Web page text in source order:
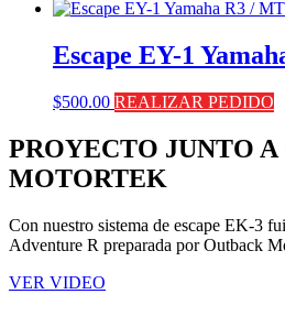
Escape EY-1
$500.00 REALIZAR PEDIDO
PROYECTO JUNTO
MOTORTEK ​
Con nuestro sistema de escape EK-3
Adventure R preparada por Outback
VER VIDEO